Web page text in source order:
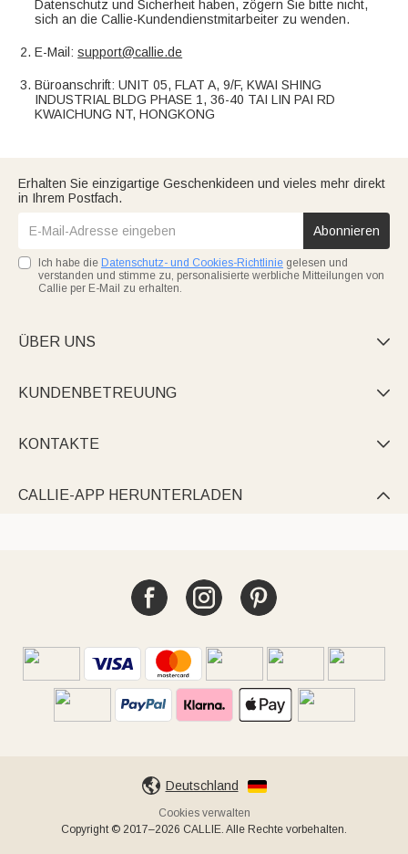
Datenschutz und Sicherheit haben, zögern Sie bitte nicht,
sich an die Callie-Kundendienstmitarbeiter zu wenden.
E-Mail:support@callie.de
Büroanschrift: UNIT 05, FLAT A, 9/F, KWAI SHING
INDUSTRIAL BLDG PHASE 1, 36-40 TAI LIN PAI RD
KWAICHUNG NT, HONGKONG
Erhalten Sie einzigartige Geschenkideen und vieles mehr direkt
in Ihrem Postfach.
Abonnieren
Ich habe die Datenschutz- und Cookies-Richtlinie gelesen und
verstanden und stimme zu, personalisierte werbliche Mitteilungen von
Callie per E-Mail zu erhalten.
ÜBER UNS 
KUNDENBETREUUNG 
KONTAKTE 
CALLIE-APP HERUNTERLADEN 
Deutschland
Cookies verwalten
Copyright © 2017–2026 CALLIE. Alle Rechte vorbehalten.